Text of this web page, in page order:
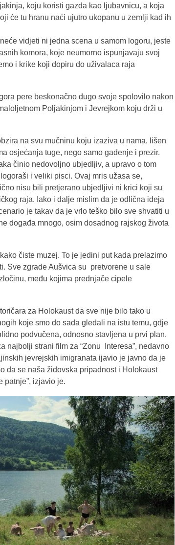
koju koristi gazda kao ljubavnicu, a koja
će tu hranu naći ujutro ukopanu u zemlji kad ih
vidjeti ni jedna scena u samom logoru, jeste
komora, koje neumorno ispunjavaju svoj
i krike koji dopiru do uživalaca raja
pere beskonačno dugo svoje spolovilo nakon
Poljakinjom i Jevrejkom koju drži u
na svu mučninu koju izaziva u nama, lišen
osjećanja tuge, nego samo gađenje i prezir.
činio nedovoljno ubjedljiv, a upravo o tom
i veliki pisci. Ovaj mris užasa se,
nisu bili pretjerano ubjedljivi ni krici koji su
raja. Iako i dalje mislim da je odlična ideja
je takav da je vrlo teško bilo sve shvatiti u
događa mnogo, osim dosadnog rajskog života
čiste muzej. To je jedini put kada prelazimo
Sve zgrade Aušvica su pretvorene u sale
među kojima prednjače cipele
za Holokaust da sve nije bilo tako u
koje smo do sada gledali na istu temu, gdje
podvučena, odnosno stavljena u prvi plan.
najbolji strani film za “Zonu Interesa”, nedavno
jevrejskih imigranata ijavio je javno da je
da se naša židovska pripadnost i Holokaust
patnje”, izjavio je.